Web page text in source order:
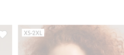
Prążkowana koszulka, Dodaj do listy
XS-2XL